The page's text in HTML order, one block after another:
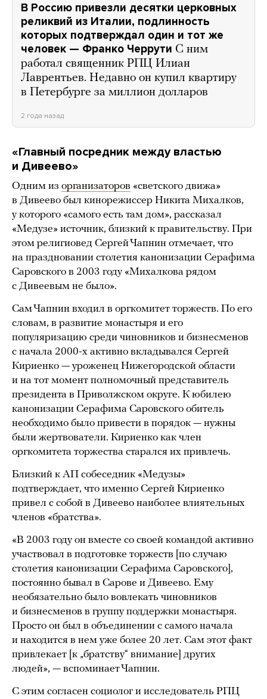
В Россию привезли десятки церковных
реликвий из Италии, подлинность
которых подтверждал один и тот же
человек — Франко Черрути С ним
работал священник РПЦ Илиан
Лаврентьев. Недавно он купил квартиру
в Петербурге за миллион долларов
2 года назад
«Главный посредник между властью
и Дивеево»
Одним из организаторов «светского движа»
в Дивеево был кинорежиссер Никита Михалков,
у которого «самого есть там дом», рассказал
«Медузе» источник, близкий к правительству. При
этом религиовед Сергей Чапнин отмечает, что
на праздновании столетия канонизации Серафима
Саровского в 2003 году «Михалкова рядом
с Дивеевым не было».
Сам Чапнин входил в оргкомитет торжеств. По его
словам, в развитие монастыря и его
популяризацию среди чиновников и бизнесменов
с начала 2000-х активно вкладывался Сергей
Кириенко — уроженец Нижегородской области
и на тот момент полномочный представитель
президента в Приволжском округе. К юбилею
канонизации Серафима Саровского обитель
необходимо было привести в порядок — нужны
были жертвователи. Кириенко как член
оргкомитета торжества старался их привлечь.
Близкий к АП собеседник «Медузы»
подтверждает, что именно Сергей Кириенко
привел с собой в Дивеево наиболее влиятельных
членов «братства».
«В 2003 году он вместе со своей командой активно
участвовал в подготовке торжеств [по случаю
столетия канонизации Серафима Саровского],
постоянно бывал в Сарове и Дивеево. Ему
необязательно было вовлекать чиновников
и бизнесменов в группу поддержки монастыря.
Просто он был в объединении с самого начала
и находится в нем уже более 20 лет. Сам этот факт
привлекает [к „братству“ внимание] других
людей», — вспоминает Чапнин.
С этим согласен социолог и исследователь РПЦ